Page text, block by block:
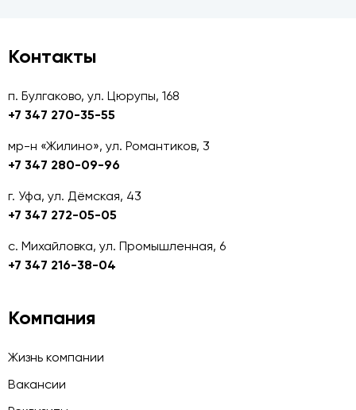
Контакты
п. Булгаково, ул. Цюрупы, 168
+7 347 270-35-55
мр-н «Жилино», ул. Романтиков, 3
+7 347 280-09-96
г. Уфа, ул. Дёмская, 43
+7 347 272-05-05
с. Михайловка, ул. Промышленная, 6
+7 347 216-38-04
Компания
Жизнь компании
Вакансии